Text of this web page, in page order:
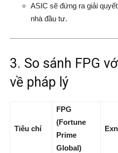
ASIC sẽ đứng ra giải
nhà đầu tư.
3. So sánh FPG
về pháp lý
Tiêu chí
FPG
(Fortune
Prime
Global)